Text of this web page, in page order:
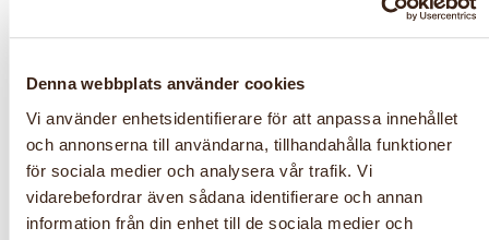
Denna webbplats använder cookies
Vi använder enhetsidentifierare för att anpassa innehållet
och annonserna till användarna, tillhandahålla funktioner
för sociala medier och analysera vår trafik. Vi
vidarebefordrar även sådana identifierare och annan
information från din enhet till de sociala medier och